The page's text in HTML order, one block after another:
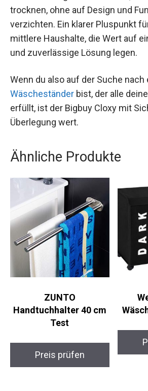
trocknen, ohne auf Design und
verzichten. Ein klarer Pluspunkt
mittlere Haushalte, die Wert auf
und zuverlässige Lösung legen.
Wenn du also auf der Suche nach
Wäscheständer bist, der alle
erfüllt, ist der Bigbuy Cloxy mit
Überlegung wert.
Ähnliche Produkte
ZUNTO
Handtuchhalter 40 cm
Test
Preis prüfen